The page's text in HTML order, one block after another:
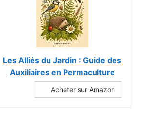
Les Alliés du Jardin : Guide des
Auxiliaires en Permaculture
Acheter sur Amazon